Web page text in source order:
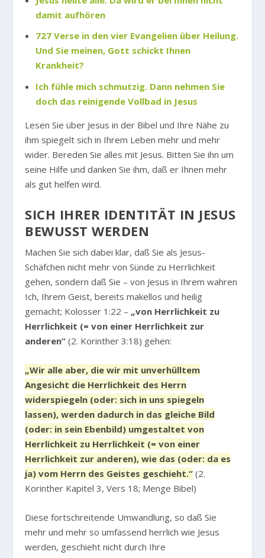
damit aufhören
727 Verse in den vier Evangelien über Heilung.
Und Sie meinen, Gott schickt Ihnen
Krankheit?
Ich fühle mich schmutzig. Dann nehmen Sie
doch das reinigende Vollbad in Jesus
Lesen Sie über Jesus in der Bibel und Ihre Nähe zu
ihm spiegelt sich in Ihrem Leben mehr und mehr
wider. Bereden Sie alles mit Jesus. Bitten Sie ihn um
seine Hilfe und danken Sie ihm, daß er Ihnen mehr
als gut helfen wird.
SICH IHRER IDENTITÄT IN JESUS
BEWUSST WERDEN
Machen Sie sich dabei klar, daß Sie als Jesus-
Schäfchen nicht mehr von Sünde zu Herrlichkeit
gehen, sondern daß Sie – von Jesus in Ihrem wahren
Ich, Ihrem Geist, bereits makellos und heilig
gemacht; Kolosser 1:22 – „von Herrlichkeit zu
Herrlichkeit (= von einer Herrlichkeit zur
anderen“ (2. Korinther 3:18) gehen:
„Wir alle aber, die wir mit unverhülltem
Angesicht die Herrlichkeit des Herrn
widerspiegeln (oder: sich in uns spiegeln
lassen), werden dadurch in das gleiche Bild
(oder: in sein Ebenbild) umgestaltet von
Herrlichkeit zu Herrlichkeit (= von einer
Herrlichkeit zur anderen), wie das (oder: da es
ja) vom Herrn des Geistes geschieht.“ (2.
Korinther Kapitel 3, Vers 18; Menge Bibel)
Diese fortschreitende Umwandlung, so daß Sie
mehr und mehr so umfassend herrlich wie Jesus
werden, geschieht nicht durch Ihre